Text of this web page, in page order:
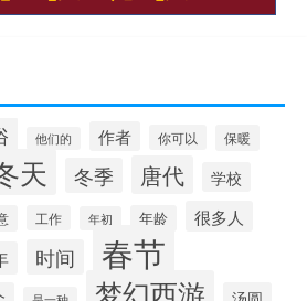
他们的 作者 你可以 保暖
天 冬季 唐代 学校
工作 年初 年龄 很多人
时间 春节
梦幻西游